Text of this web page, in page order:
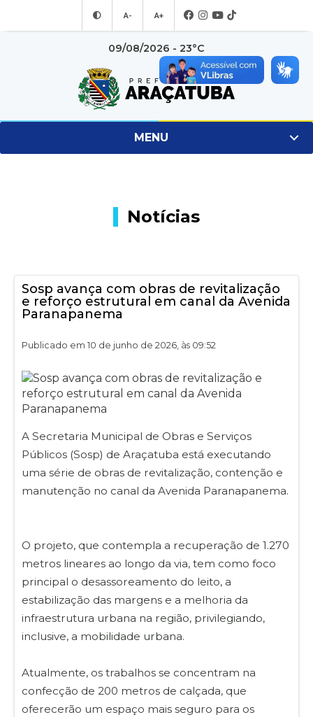
A- A+
09/08/2026 - 23°C
MENU
Notícias
Sosp avança com obras de revitalização
e reforço estrutural em canal da Avenida
Paranapanema
Publicado em 10 de junho de 2026, às 09:52
A Secretaria Municipal de Obras e Serviços
Públicos (Sosp) de Araçatuba está executando
uma série de obras de revitalização, contenção e
manutenção no canal da Avenida Paranapanema.
O projeto, que contempla a recuperação de 1.270
metros lineares ao longo da via, tem como foco
principal o desassoreamento do leito, a
estabilização das margens e a melhoria da
infraestrutura urbana na região, privilegiando,
inclusive, a mobilidade urbana.
Atualmente, os trabalhos se concentram na
confecção de 200 metros de calçada, que
oferecerão um espaço mais seguro para os